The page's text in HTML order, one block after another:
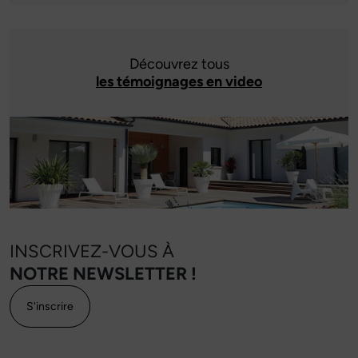
Découvrez tous
les témoignages en video
INSCRIVEZ-VOUS À
NOTRE NEWSLETTER !
S'inscrire